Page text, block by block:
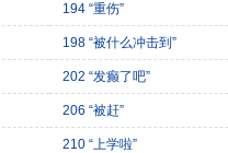
194 “重伤”
198 “被什么冲击到”
202 “发癫了吧”
206 “被赶”
210 “上学啦”